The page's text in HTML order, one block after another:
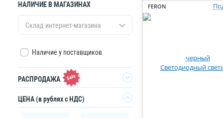
FERON
НАЛИЧИЕ В МАГАЗИНАХ
Склад интернет-магазина
Наличие у поставщиков
РАСПРОДАЖА
Да
ЦЕНА(в рублях с НДС)